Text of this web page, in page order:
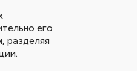
его
разделяя